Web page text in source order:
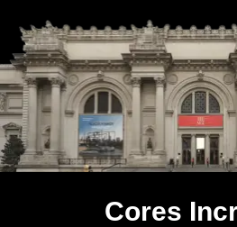
Cores